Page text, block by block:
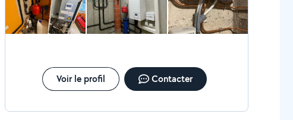
Voir le profil Contacter